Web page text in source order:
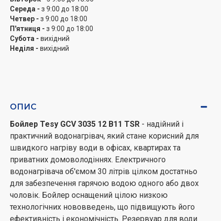
Середа - з 9:00 до 18:00
Четвер - з 9:00 до 18:00
П'ятниця - з 9:00 до 18:00
Субота - вихідний
Неділя - вихідний
ОПИС
Бойлер Tesy GCV 3035 12 B11 TSR - надійний і
практичний водонагрівач, який стане корисний для
швидкого нагріву води в офісах, квартирах та
приватних домоволодіннях. Електричного
водонагрівача об'ємом 30 літрів цілком достатньо
для забезпечення гарячою водою одного або двох
чоловік. Бойлер оснащений цілою низкою
технологічних нововведень, що підвищують його
ефективність і економічність. Резервуар для води